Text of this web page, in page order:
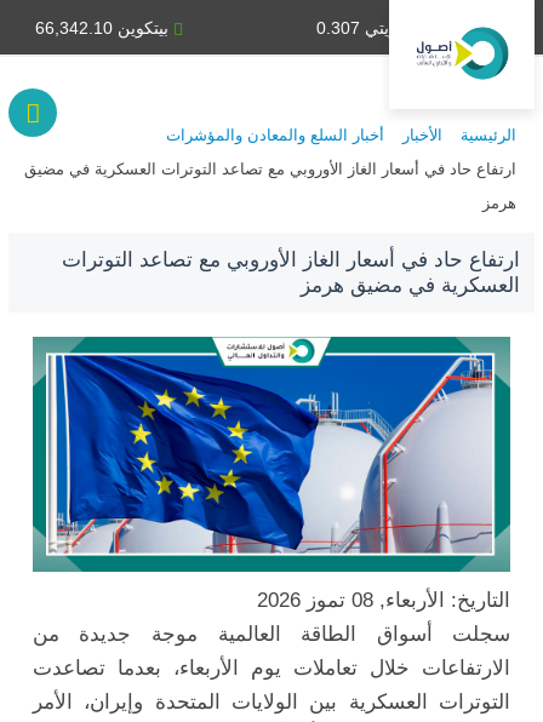
بيتكوين 66,342.10 دينار كويتي 0.307
الرئيسية الأخبار
أخبار السلع والمعادن والمؤشرات
ارتفاع حاد في أسعار الغاز الأوروبي مع تصاعد التوترات العسكرية في مضيق
هرمز
ارتفاع حاد في أسعار الغاز الأوروبي مع تصاعد التوترات
العسكرية في مضيق هرمز
التاريخ: الأربعاء, 08 تموز 2026
سجلت أسواق الطاقة العالمية موجة جديدة من
الارتفاعات خلال تعاملات يوم الأربعاء، بعدما تصاعدت
التوترات العسكرية بين الولايات المتحدة وإيران، الأمر